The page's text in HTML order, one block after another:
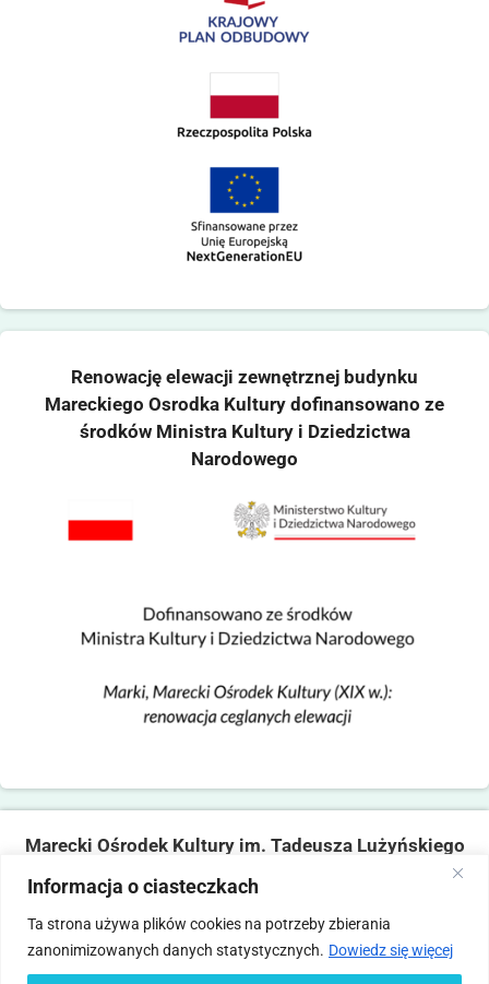
Informacja o ciasteczkach
Ta strona używa plików cookies na potrzeby zbierania
zanonimizowanych danych statystycznych. Dowiedz się więcej
Renowację elewacji zewnętrznej budynku
Mareckiego Osrodka Kultury dofinansowano ze
środków Ministra Kultury i Dziedzictwa
Narodowego
Marecki Ośrodek Kultury im. Tadeusza Lużyńskiego
ul. Fabryczna 2, 05-270 Marki
tel. 22 781 14 06,mokmarki@mokmarki.pl
Statut
Pliki
Polityka
Deklaracja
Standardy Ochrony